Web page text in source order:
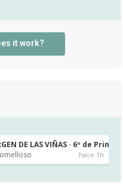
it work?
DE LAS VIÑAS · 6º de Primaria
hace 1h